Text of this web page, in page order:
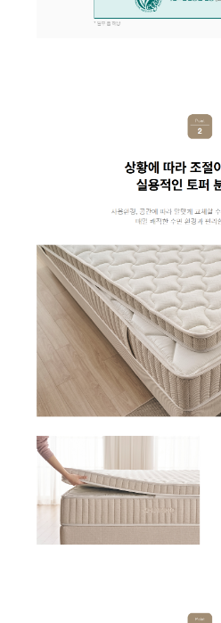
AP-15H5153 | 26,900
BS-65D60 | 23,900
BD-35D50R(일반변
17,900
BD-35D52 | 15,900
BD-35D62 | 16,900
SF-70A61W | 30,900